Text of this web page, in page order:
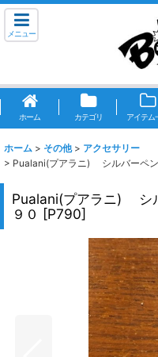
メニュー
ホーム カテゴリ アイテム
ホーム > その他 > アクセサリー
> Pualani(プアラニ) シルバーペ
Pualani(プアラニ) シ
９０ [P790]